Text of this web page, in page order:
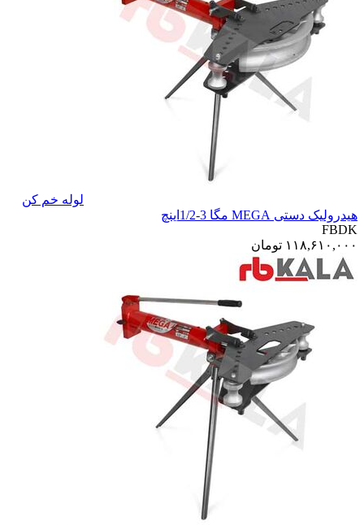
لوله خم کن
هیدرولیک دستی MEGA مگا 3-1/2اینچ
FBDK
۱۱۸,۶۱۰,۰۰۰ تومان